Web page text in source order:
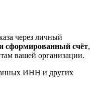
через личный
сформированный счёт,
вашей организации.
ИНН и других